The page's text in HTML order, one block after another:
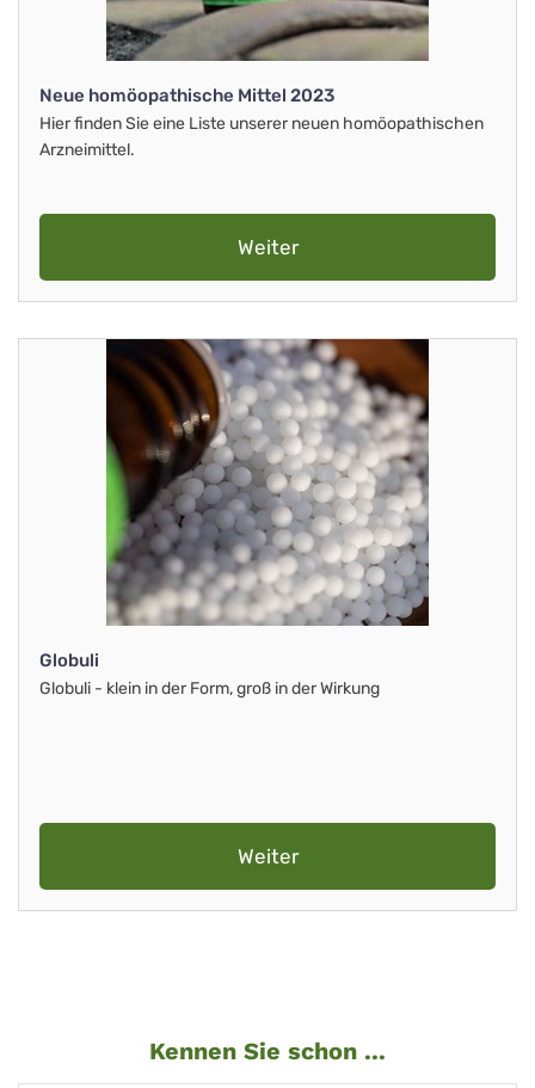
Neue homöopathische Mittel 2023
Hier finden Sie eine Liste unserer neuen homöopathischen
Arzneimittel.
Weiter
Globuli
Globuli - klein in der Form, groß in der Wirkung
Weiter
Kennen Sie schon ...